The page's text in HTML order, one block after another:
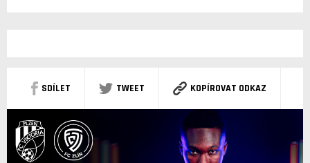
SDÍLET TWEET KOPÍROVAT ODKAZ